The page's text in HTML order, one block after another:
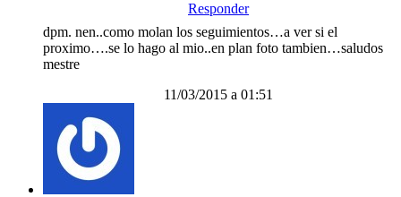
Responder
dpm. nen..como molan los seguimientos…a ver si el
proximo….se lo hago al mio..en plan foto tambien…saludos
mestre
11/03/2015 a 01:51